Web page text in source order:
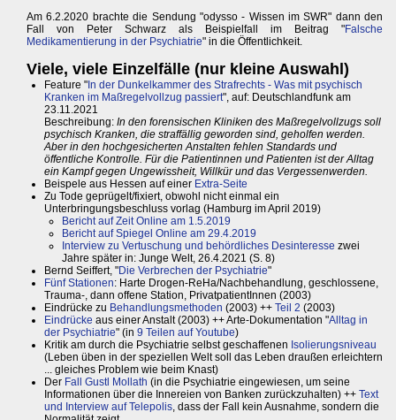
Am 6.2.2020 brachte die Sendung "odysso - Wissen im SWR" dann den
Fall von Peter Schwarz als Beispielfall im Beitrag "Falsche
Medikamentierung in der Psychiatrie" in die Öffentlichkeit.
Viele, viele Einzelfälle (nur kleine Auswahl)
Feature " In der Dunkelkammer des Strafrechts - Was mit psychisch
Kranken im Maßregelvollzug passiert", auf: Deutschlandfunk am
23.11.2021
Beschreibung: In den forensischen Kliniken des Maßregelvollzugs soll
psychisch Kranken, die straffällig geworden sind, geholfen werden.
Aber in den hochgesicherten Anstalten fehlen Standards und
öffentliche Kontrolle. Für die Patientinnen und Patienten ist der Alltag
ein Kampf gegen Ungewissheit, Willkür und das Vergessenwerden.
Beispele aus Hessen auf einer Extra-Seite
Zu Tode geprügelt/fixiert, obwohl nicht einmal ein
Unterbringungsbeschluss vorlag (Hamburg im April 2019)
Bericht auf Zeit Online am 1.5.2019
Bericht auf Spiegel Online am 29.4.2019
Interview zu Vertuschung und behördliches Desinteresse zwei
Jahre später in: Junge Welt, 26.4.2021 (S. 8)
Bernd Seiffert, "Die Verbrechen der Psychiatrie"
Fünf Stationen: Harte Drogen-ReHa/Nachbehandlung, geschlossene,
Trauma-, dann offene Station, PrivatpatientInnen (2003)
Eindrücke zu Behandlungsmethoden (2003) ++ Teil 2 (2003)
Eindrücke aus einer Anstalt (2003) ++ Arte-Dokumentation "Alltag in
der Psychiatrie" (in 9 Teilen auf Youtube)
Kritik am durch die Psychiatrie selbst geschaffenen Isolierungsniveau
(Leben üben in der speziellen Welt soll das Leben draußen erleichtern
... gleiches Problem wie beim Knast)
Der Fall Gustl Mollath (in die Psychiatrie eingewiesen, um seine
Informationen über die Innereien von Banken zurückzuhalten) ++ Text
und Interview auf Telepolis, dass der Fall kein Ausnahme, sondern die